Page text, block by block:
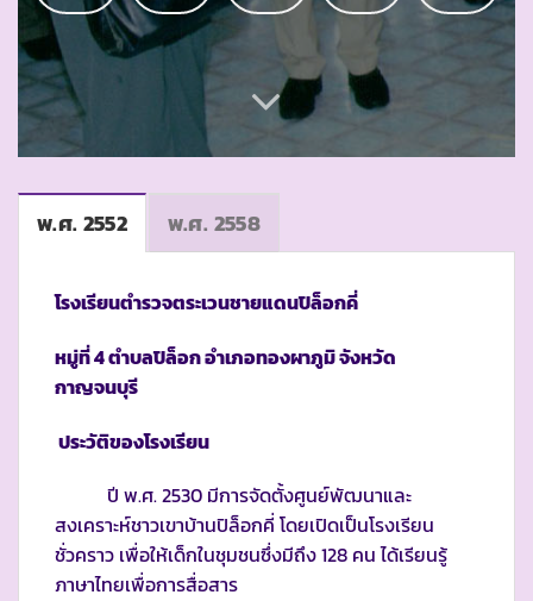
พ.ศ. 2552 พ.ศ. 2558
โรงเรียนตำรวจตระเวนชายแดนปิล็อกคี่
หมู่ที่4ตำบลปิล็อก อำเภอทองผาภูมิ จังหวัด
กาญจนบุรี
ประวัติของโรงเรียน
ปี พ.ศ. 2530 มีการจัดตั้งศูนย์พัฒนาและ
สงเคราะห์ชาวเขาบ้านปิล็อกคี่ โดยเปิดเป็นโรงเรียน
ชั่วคราว เพื่อให้เด็กในชุมชนซึ่งมีถึง 128 คน ได้เรียนรู้
ภาษาไทยเพื่อการสื่อสาร